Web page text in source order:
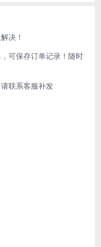
决！
可保存订单记录！随时
联系客服补发